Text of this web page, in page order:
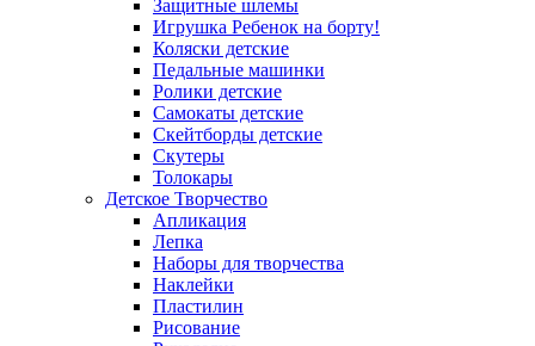
Защитные шлемы
Игрушка Ребенок на борту!
Коляски детские
Педальные машинки
Ролики детские
Самокаты детские
Скейтборды детские
Скутеры
Толокары
Детское Творчество
Апликация
Лепка
Наборы для творчества
Наклейки
Пластилин
Рисование